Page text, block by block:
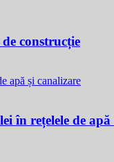
construcție
în rețelele de